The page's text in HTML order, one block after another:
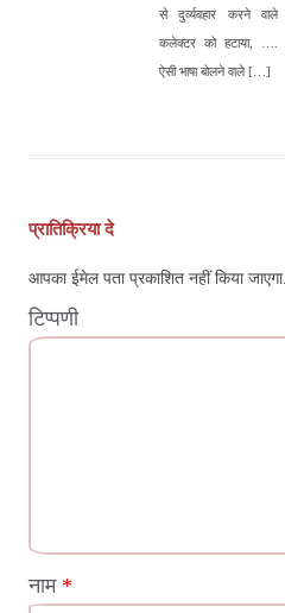
से दुर्व्यवहार करने वाले
कलेक्टर को हटाया, ….
ऐसी भाषा बोलने वाले […]
प्रातिक्रिया दे
आपका ईमेल पता प्रकाशित नहीं किया जाएगा.
टिप्पणी
नाम *